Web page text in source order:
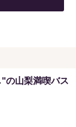
"の山梨満喫バス